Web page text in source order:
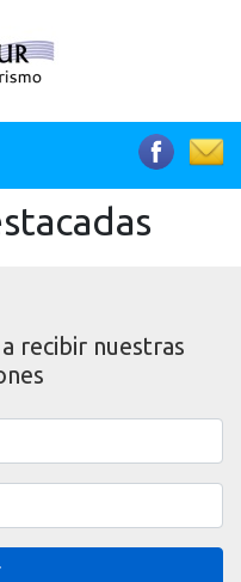
recibir nuestras